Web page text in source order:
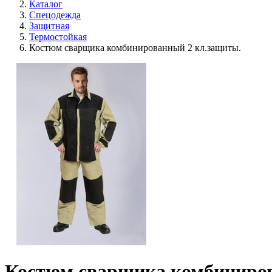
Каталог
Спецодежда
Защитная
Термостойкая
Костюм сварщика комбинированный 2 кл.защиты.